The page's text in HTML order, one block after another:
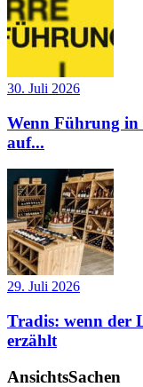
30. Juli 2026
Wenn Führung in
auf...
29. Juli 2026
Tradis: wenn der
erzählt
AnsichtsSachen